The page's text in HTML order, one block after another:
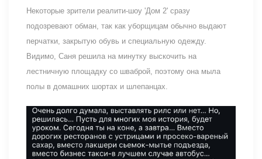
Некоторые зрители реалити-шоу 'Дом 2' сразу
подозревают обман, так как уборщицам обычно выдают
перчатки, закрытую обувь и специальную одежду.
Видимо, Саня решила на минутку выскочить на
лестничную площадку со шваброй, поэтому она мыла
полы в домашних шортах и шлепанцах.